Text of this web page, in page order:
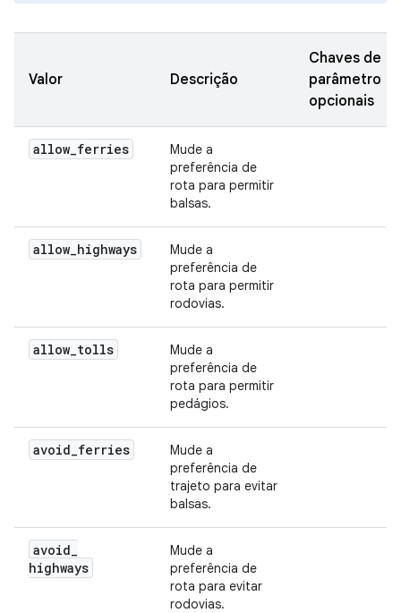
Valor Descrição
Chaves de
parâmetro
opcionais
allow ferries
Mude a
preferência de
rota para permitir
balsas.
allow highways
Mude a
preferência de
rota para permitir
rodovias.
allow tolls
Mude a
preferência de
rota para permitir
pedágios.
avoid ferries
Mude a
preferência de
trajeto para evitar
balsas.
avoid
highways
Mude a
preferência de
rota para evitar
rodovias.